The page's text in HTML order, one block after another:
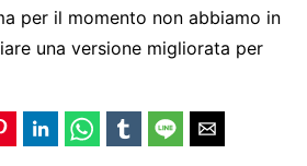
per il momento non abbiamo in
una versione migliorata per